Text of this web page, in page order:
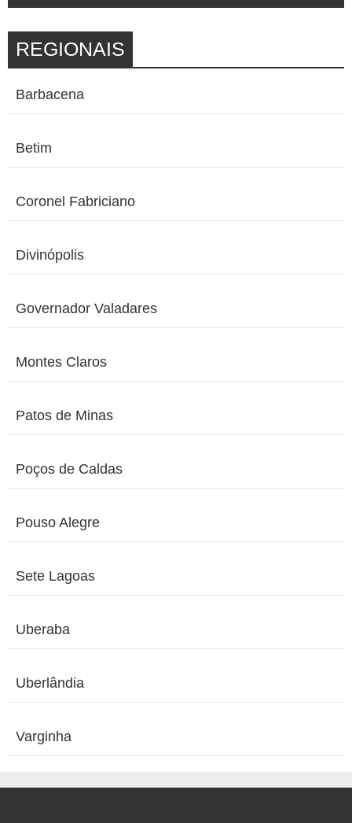
REGIONAIS
Barbacena
Betim
Coronel Fabriciano
Divinópolis
Governador Valadares
Montes Claros
Patos de Minas
Poços de Caldas
Pouso Alegre
Sete Lagoas
Uberaba
Uberlândia
Varginha